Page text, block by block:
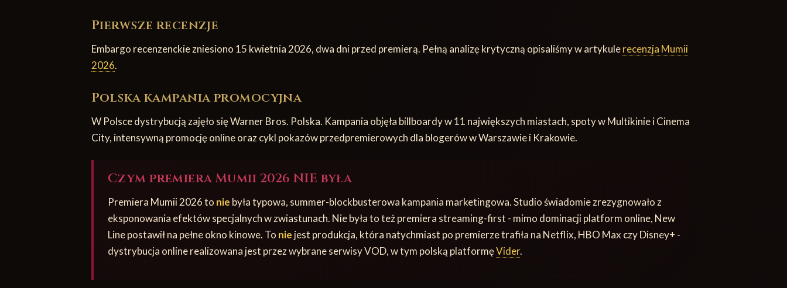
Pierwsze recenzje
Embargo recenzenckie zniesiono 15 kwietnia 2026, dwa dni przed premierą. Pełną analizę krytyczną opisaliśmy w artykulerecenzja Mumii
2026.
Polska kampania promocyjna
W Polsce dystrybucją zajęło się Warner Bros. Polska. Kampania objęła billboardy w 11 największych miastach, spoty w Multikinie i Cinema
City, intensywną promocję online oraz cykl pokazów przedpremierowych dla blogerów w Warszawie i Krakowie.
Czym premiera Mumii 2026 NIE była
Premiera Mumii 2026 to nie była typowa, summer-blockbusterowa kampania marketingowa. Studio świadomie zrezygnowało z
eksponowania efektów specjalnych w zwiastunach. Nie była to też premiera streaming-first - mimo dominacji platform online, New
Line postawił na pełne okno kinowe. To nie jest produkcja, która natychmiast po premierze trafiła na Netflix, HBO Max czy Disney+ -
dystrybucja online realizowana jest przez wybrane serwisy VOD, w tym polską platformęVider.